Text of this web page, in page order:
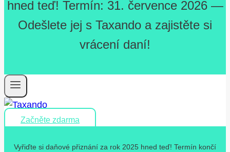
hned teď! Termín: 31. července 2026 —
Odešlete jej s Taxando a zajistěte si
vrácení daní!
Začněte zdarma
Vyřiďte si daňové přiznání za rok 2025 hned teď! Termín končí